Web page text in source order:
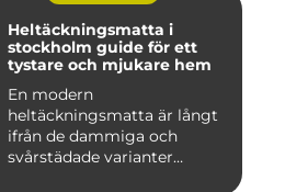
Heltäckningsmatta i
stockholm guide för ett
tystare och mjukare hem
En modern
heltäckningsmatta är långt
ifrån de dammiga och
svårstädade varianter